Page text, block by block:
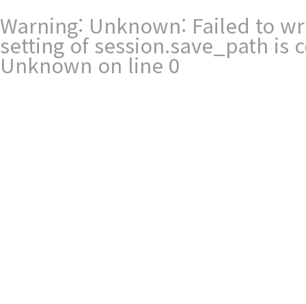
Warning: Unknown: Failed to
setting of session.save_path
Unknown on line 0